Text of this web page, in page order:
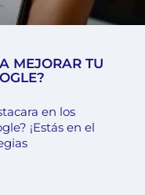
MEJORAR TU
en los
¡Estás en el